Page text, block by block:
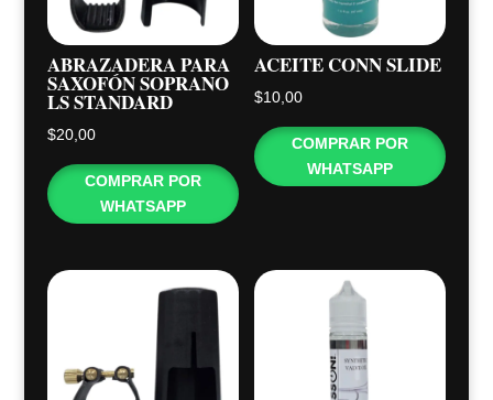
ABRAZADERA PARA
SAXOFÓN SOPRANO
LS STANDARD
$20,00
COMPRAR POR
WHATSAPP
ACEITE CONN SLIDE
$10,00
COMPRAR POR
WHATSAPP